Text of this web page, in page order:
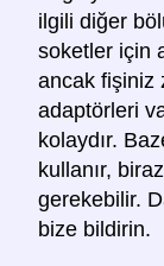
ilgili diğer
soketler için
ancak fişiniz
adaptörleri
kolaydır.
kullanır,
gerekebilir.
bize bildirin.